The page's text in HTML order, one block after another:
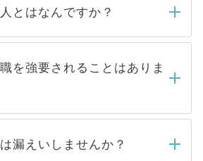
確認し、その後メールもしくは
5営業日以内にはご連絡をせて
すので、しばらくお待ちくださ
とはなんですか？
で取り扱っている求人の
、Webサイトからご覧いただ
公開求人」です。非公開求人は
によって、一般には公開してい
避けるため 人気のある医療機
を強要されることはありま
強要することは一切ありませ
仮に応募先から内定をいただい
漏えいしませんか？